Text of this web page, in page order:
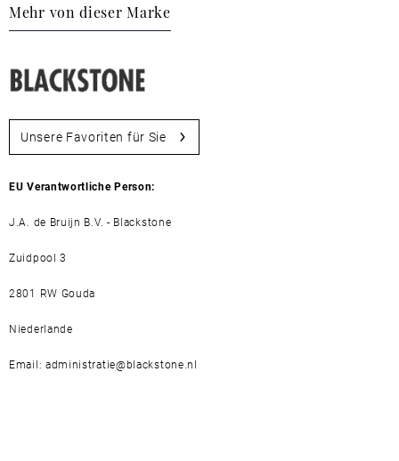
Mehr von dieser Marke
Unsere Favoriten für Sie
EU Verantwortliche Person:
J.A. de Bruijn B.V. - Blackstone
Zuidpool 3
2801 RW Gouda
Niederlande
Email: administratie@blackstone.nl